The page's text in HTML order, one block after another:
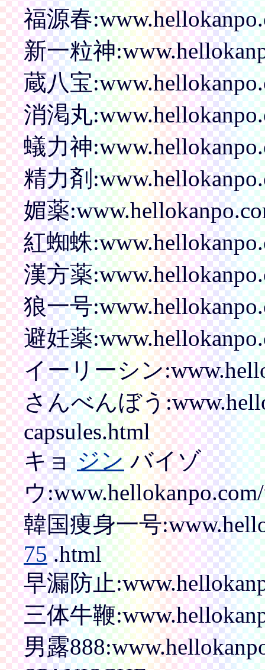
福源春
新一粒神
蔵八宝
消渇丸
蟻力神
精力剤
媚薬
紅蜘蛛
漢方薬
狼一号
避妊薬
イーリーシン
さんべんぼう
capsules.html
キョジンバイゾ
ウ
韓国痩身一号
75.html
早漏防止
三体牛鞭
男露